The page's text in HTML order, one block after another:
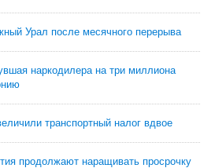
Урал после месячного перерыва
наркодилера на три миллиона
транспортный налог вдвое
продолжают наращивать просрочку